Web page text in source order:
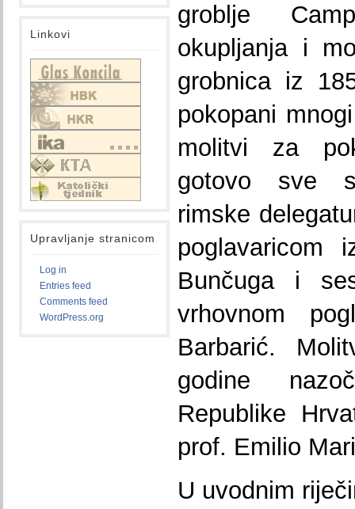
Linkovi
Upravljanje stranicom
Log in
Entries feed
Comments feed
WordPress.org
groblje
okupljanja i
grobnica iz
pokopani
molitvi za
gotovo sve
rimske
poglavaricom
Bunčuga i
vrhovnom
Barbarić.
godine
Republike
prof. Emilio
U uvodnim